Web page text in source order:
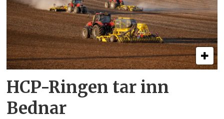
HCP-Ringen tar inn
Bednar